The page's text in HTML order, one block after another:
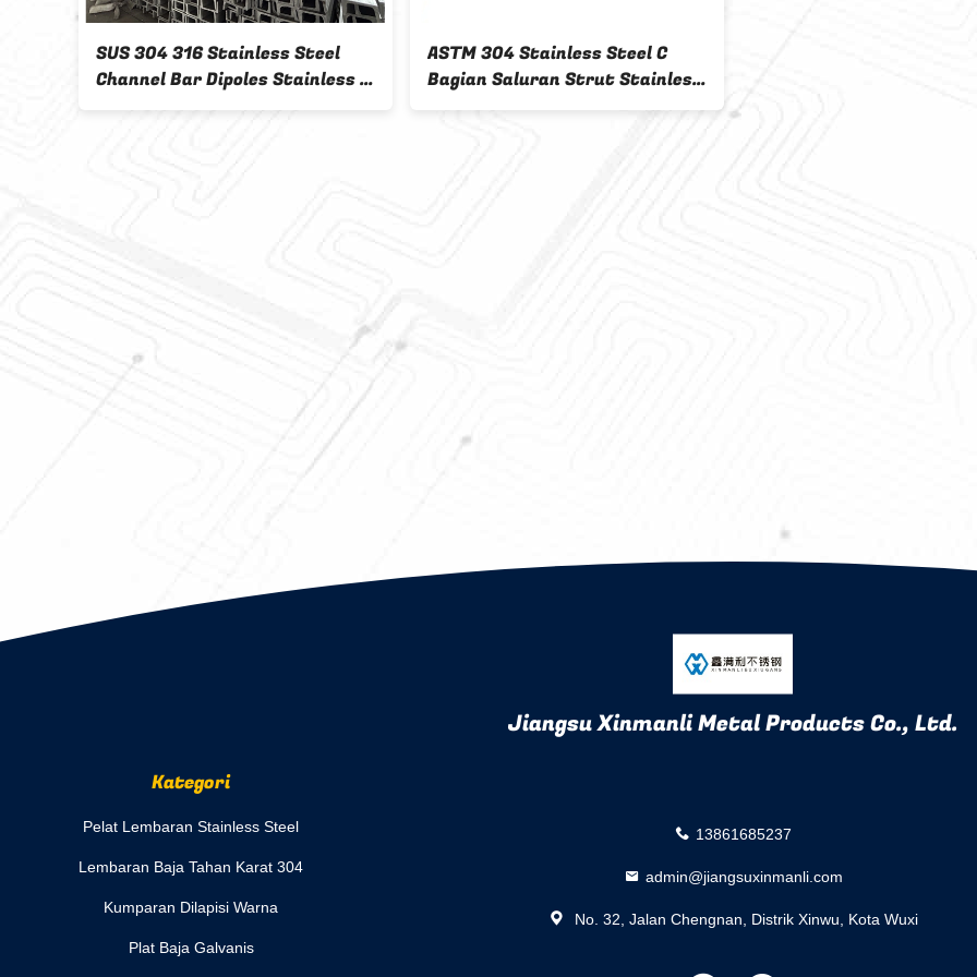
SUS 304 316 Stainless Steel
Channel Bar Dipoles Stainless C
Channel 30 Sampai 150mm 3M
ASTM 304 Stainless Steel C
Bagian Saluran Strut Stainless
Steel 317L 321 20M
Jiangsu Xinmanli Metal Products Co., Ltd.
Kategori
Pelat Lembaran Stainless Steel
Lembaran Baja Tahan Karat 304
Kumparan Dilapisi Warna
Plat Baja Galvanis
13861685237
admin@jiangsuxinmanli.com
No. 32, Jalan Chengnan, Distrik Xinwu, Kota Wuxi